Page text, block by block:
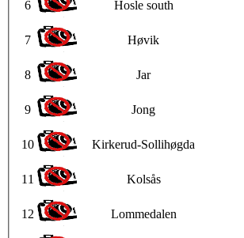
6 Hosle south
7 Høvik
8 Jar
9 Jong
10 Kirkerud-Sollihøgda
11 Kolsås
12 Lommedalen